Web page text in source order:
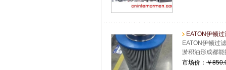
EATON伊顿
EATON伊顿过
淤积油形成都能
市场价： ￥